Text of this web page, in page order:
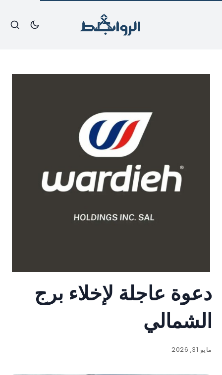
دعوة عاجلة لإخلاء برج
الشمالي
مايو 31, 2026